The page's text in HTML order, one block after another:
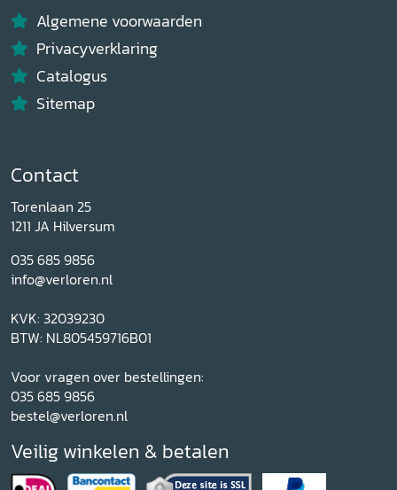
Algemene voorwaarden
Privacyverklaring
Catalogus
Sitemap
Contact
Torenlaan 25
1211 JA Hilversum
035 685 9856
info@verloren.nl
KVK: 32039230
BTW: NL805459716B01
Voor vragen over bestellingen:
035 685 9856
bestel@verloren.nl
Veilig winkelen & betalen